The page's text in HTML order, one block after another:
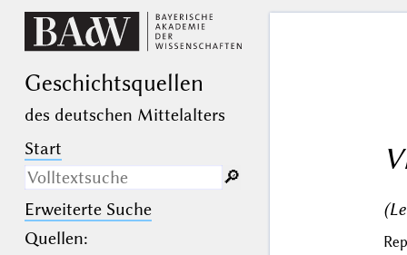
Geschichts­quellen
des deutschen Mittelalters
Start
Nur in Beschreibungs­texten
suchen
🔎︎
Erweiterte Suche
Quellen: